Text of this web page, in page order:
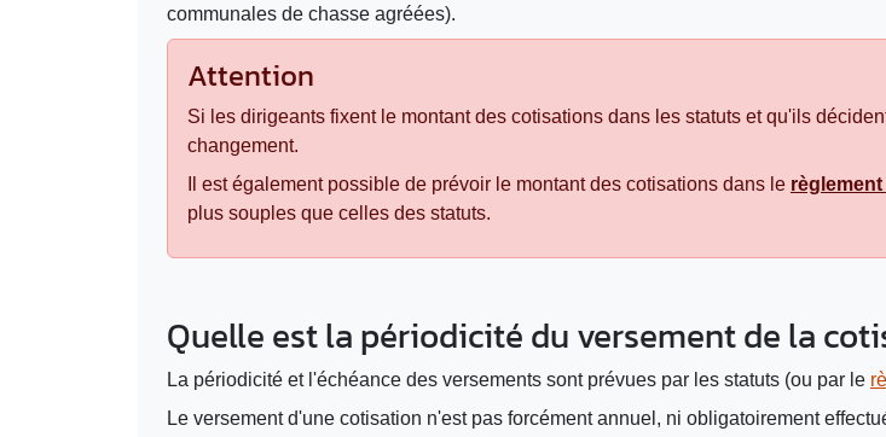
communales de chasse agréées).
Attention
Si les dirigeants fixent le montant des cotisations dans les statuts et qu'ils
changement.
Il est également possible de prévoir le montant des cotisations dans le
plus souples que celles des statuts.
Quelle est la périodicité du versement de la
La périodicité et l'échéance des versements sont prévues par les statuts (ou par le
Le versement d'une cotisation n'est pas forcément annuel, ni obligatoirement